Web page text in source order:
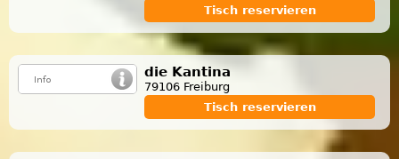
Tisch reservieren
die Kantina
79106 Freiburg
Tisch reservieren